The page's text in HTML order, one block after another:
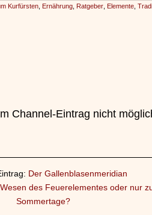
Kurfürsten Ernährung Ratgeber Elemente
Channel-Eintrag nicht
Der Gallenblasenmeridian
des Feuerelementes oder nur
Sommertage?